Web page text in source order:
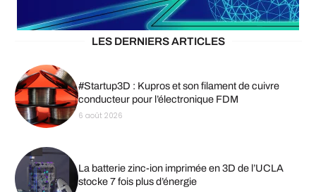
LES DERNIERS ARTICLES
#Startup3D : Kupros et son filament de cuivre
conducteur pour l’électronique FDM
6 août 2026
La batterie zinc-ion imprimée en 3D de l’UCLA
stocke 7 fois plus d’énergie